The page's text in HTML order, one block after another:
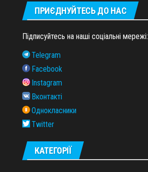
ПРИЄДНУЙТЕСЬ ДО НАС
Підписуйтесь на наші соціальні мережі:
Telegram
Facebook
Instagram
Вконтакті
Однокласники
Twitter
КАТЕГОРІЇ